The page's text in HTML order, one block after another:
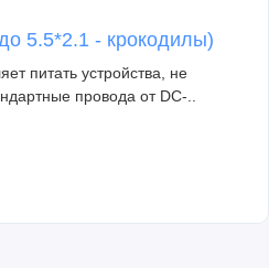
5.5*2.1 - крокодилы)
питать устройства, не
провода от DC-..